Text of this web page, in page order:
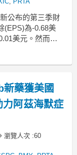
公布的第三季財
(EPS)為-0.68美
美元。然而，
低於預期的664
和投資活動的淨
藥獲美國
力阿茲海默症
瀏覽人次 :60